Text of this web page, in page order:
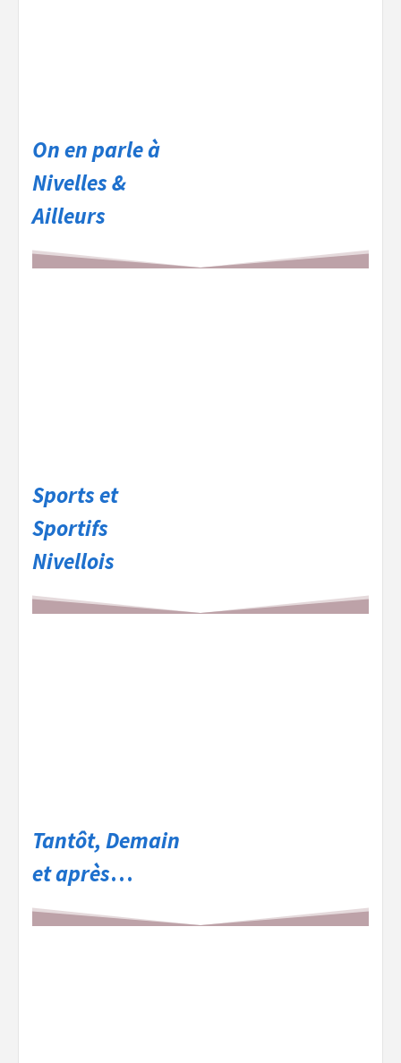
On en parle à
Nivelles &
Ailleurs
Sports et
Sportifs
Nivellois
Tantôt, Demain
et après…